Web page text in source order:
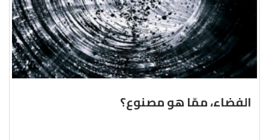
الفضاء، ممّا هو مصنوع؟